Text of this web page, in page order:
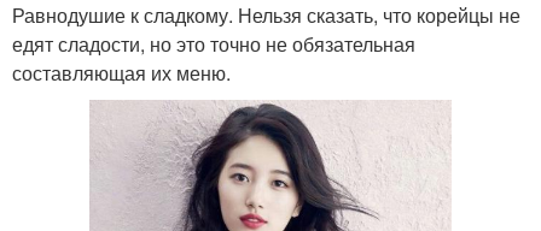
Равнодушие к сладкому. Нельзя сказать, что корейцы не
едят сладости, но это точно не обязательная
составляющая их меню.